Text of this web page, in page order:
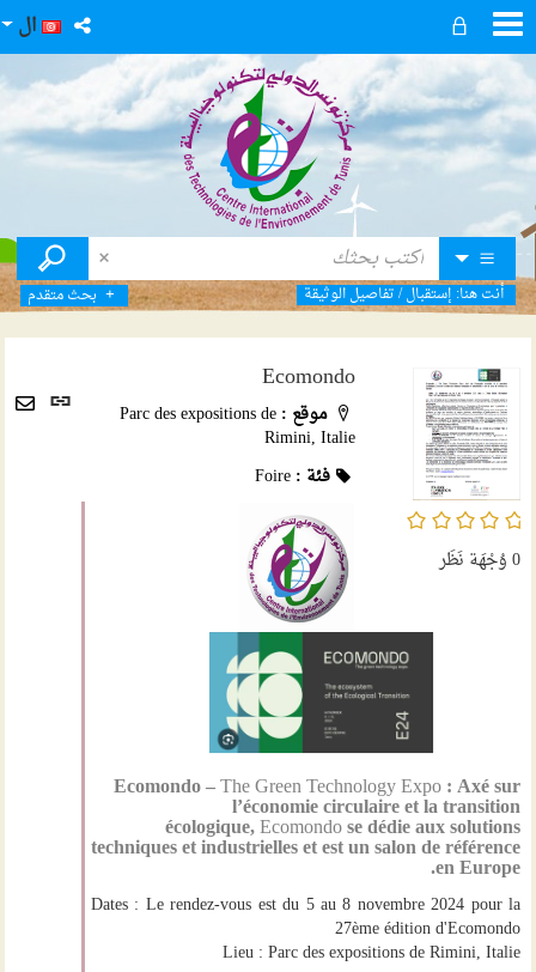
ال
بحث متقدم أنت هنا: إستقبال/تفاصيل الوثيقة
رابط
ثابت Envoyer
par
mail
/5
0وُجْهَة نَظَر
Ecomondo
موقع :Parc des expositions de
Rimini, Italie
فئة :Foire
Ecomondo –The Green Technology Expo: Axé sur
l’économie circulaire et la transition
écologique,Ecomondose dédie aux solutions
techniques et industrielles et est un salon de référence
en Europe.
Dates : Le rendez-vous est du 5 au 8 novembre 2024 pour la
27ème édition d'Ecomondo
Lieu :Parc des expositions de Rimini, Italie